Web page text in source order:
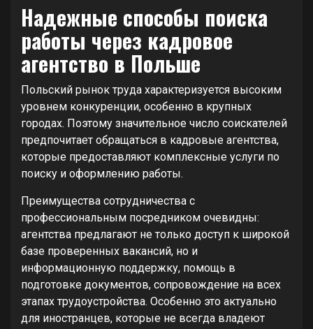
Надежные способы поиска
работы через кадровое
агентство в Польше
Польский рынок труда характеризуется высоким
уровнем конкуренции, особенно в крупных
городах. Поэтому значительное число соискателей
предпочитает обращаться в кадровые агентства,
которые предоставляют комплексные услуги по
поиску и оформлению работы.
Преимущества сотрудничества с
профессиональным посредником очевидны:
агентства предлагают не только доступ к широкой
базе проверенных вакансий, но и
информационную поддержку, помощь в
подготовке документов, сопровождение на всех
этапах трудоустройства. Особенно это актуально
для иностранцев, которые не всегда владеют